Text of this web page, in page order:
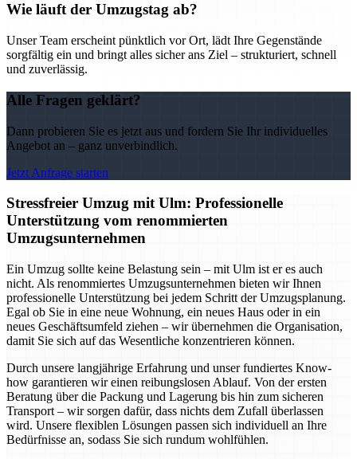
Wie läuft der Umzugstag ab?
Unser Team erscheint pünktlich vor Ort, lädt Ihre Gegenstände
sorgfältig ein und bringt alles sicher ans Ziel – strukturiert, schnell
und zuverlässig.
Alle Fragen geklärt?
Dann probieren Sie es jetzt aus und fordern Sie Ihr individuelles
Angebot an – ganz unverbindlich.
Jetzt Anfrage starten
Stressfreier Umzug mit Ulm: Professionelle
Unterstützung vom renommierten
Umzugsunternehmen
Ein Umzug sollte keine Belastung sein – mit Ulm ist er es auch
nicht. Als renommiertes Umzugsunternehmen bieten wir Ihnen
professionelle Unterstützung bei jedem Schritt der Umzugsplanung.
Egal ob Sie in eine neue Wohnung, ein neues Haus oder in ein
neues Geschäftsumfeld ziehen – wir übernehmen die Organisation,
damit Sie sich auf das Wesentliche konzentrieren können.
Durch unsere langjährige Erfahrung und unser fundiertes Know-
how garantieren wir einen reibungslosen Ablauf. Von der ersten
Beratung über die Packung und Lagerung bis hin zum sicheren
Transport – wir sorgen dafür, dass nichts dem Zufall überlassen
wird. Unsere flexiblen Lösungen passen sich individuell an Ihre
Bedürfnisse an, sodass Sie sich rundum wohlfühlen.